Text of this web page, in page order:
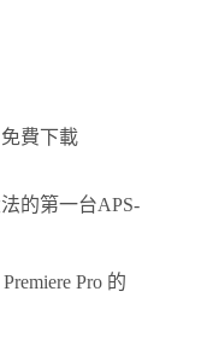
費下載
的第一台APS-
Pro 的